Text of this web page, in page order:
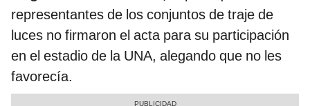
representantes de los conjuntos de traje de
luces no firmaron el acta para su participación
en el estadio de la UNA, alegando que no les
favorecía.